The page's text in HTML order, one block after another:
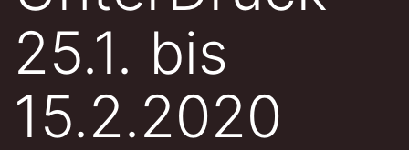
25.1. bis
15.2.2020